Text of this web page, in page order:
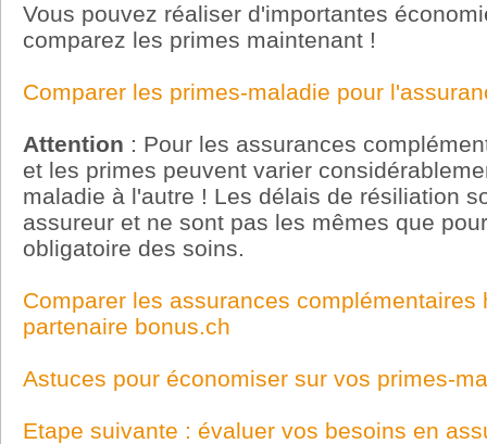
Vous pouvez réaliser d'importantes
comparez les primes maintenant !
Comparer les primes-maladie pour
Attention : Pour les assurances
et les primes peuvent varier
maladie à l'autre ! Les délais de résiliation
assureur et ne sont pas les mêmes que
obligatoire des soins.
Comparer les assurances
partenaire bonus.ch
Astuces pour économiser sur vos primes-
Etape suivante : évaluer vos besoins en